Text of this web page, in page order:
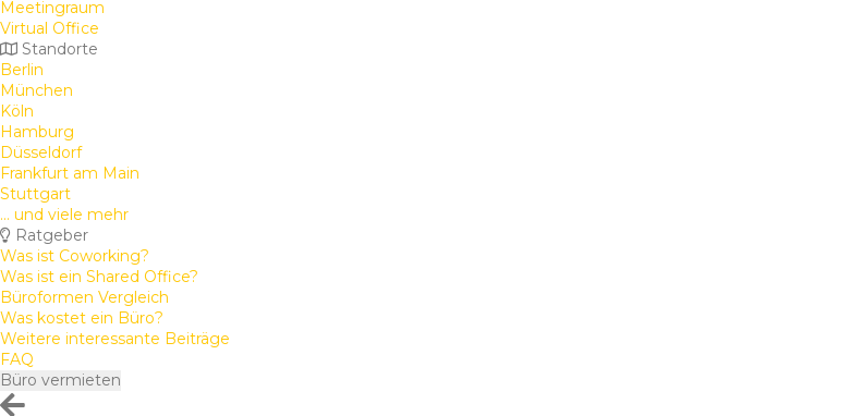
Meetingraum
Virtual Office
Standorte
Berlin
München
Köln
Hamburg
Düsseldorf
Frankfurt am Main
Stuttgart
... und viele mehr
Ratgeber
Was ist Coworking?
Was ist ein Shared Office?
Büroformen Vergleich
Was kostet ein Büro?
Weitere interessante Beiträge
FAQ
Büro vermieten